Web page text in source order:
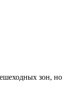
зон, но